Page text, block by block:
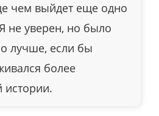
чем выйдет еще одно
не уверен, но было
лучше, если бы
более
истории.